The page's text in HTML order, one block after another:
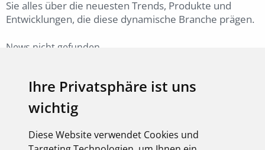
Ihre Privatsphäre ist uns
wichtig
Diese Website verwendet Cookies und
Sie alles über die neuesten Trends, Produkte und
Entwicklungen, die diese dynamische Branche prägen.
News nicht gefunden.
Derzeit liegen keine Termine vor!